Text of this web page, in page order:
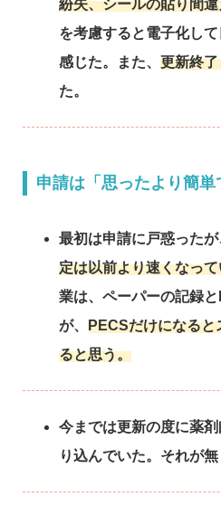
紛失、シールの貼り間
を考慮すると電子化し
感じた。また、 更新終
た。
申請は「思ったより簡
最初は申請に戸惑った
定は以前より速くなっ
業は、ペーパーの記録
が、 PECSだけになると
ると思う。
今までは更新の度に薬
り込んでいた。それが無